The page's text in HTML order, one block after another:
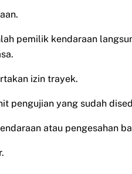
pemilik kendaraan
izin trayek.
pengujian yang sudah
atau pengesahan